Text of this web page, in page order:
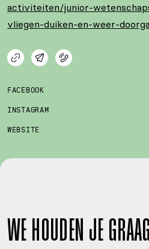
activiteiten/junior-
vliegen-duiken-en-weer-
FACEBOOK
INSTAGRAM
WEBSITE
WE HOUDEN JE